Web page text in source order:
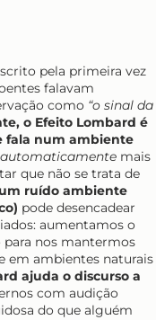
pela primeira vez
falavam
como “o sinal da
o Efeito Lombard é
fala num ambiente
automaticamente mais
que não se trata de
ruído ambiente
pode desencadear
aumentamos o
nos mantermos
em ambientes naturais
ajuda o discurso a
com audição
do que alguém